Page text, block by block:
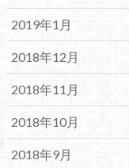
2019年1月
2018年12月
2018年11月
2018年10月
2018年9月